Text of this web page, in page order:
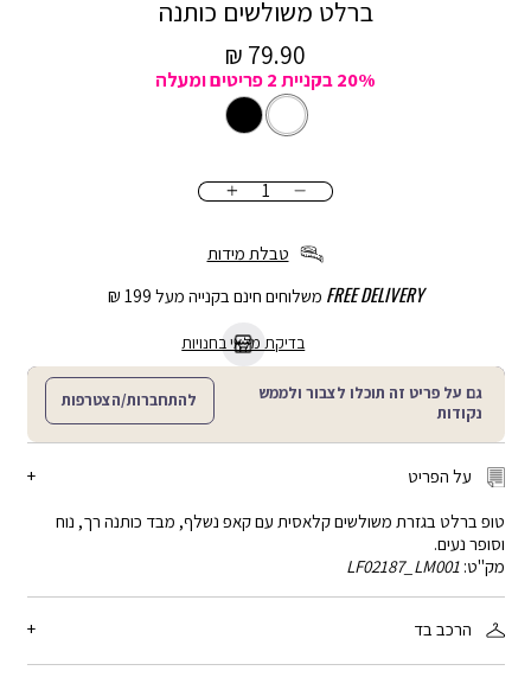
ברלט משולשים כותנה
מחיר
מכירה
79.90 ₪
20% בקניית 2 פריטים ומעלה
טבלת מידות
FREE DELIVERY משלוחים חינם בקנייה מעל 199 ₪
בדיקת מלאי בחנויות
גם על פריט זה תוכלו לצבור ולממש
נקודות
להתחברות/הצטרפות
על הפריט
הרכב בד
טופ ברלט בגזרת משולשים קלאסית עם קאפ נשלף, מבד כותנה רך, נוח
וסופר נעים.
מק"ט: LF02187_LM001